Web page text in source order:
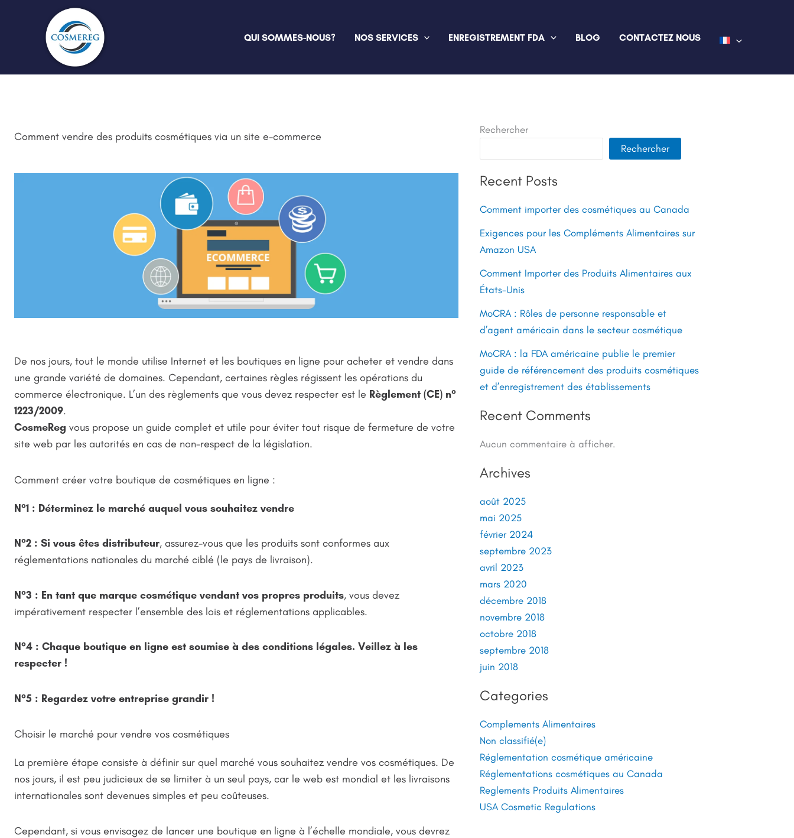
QUI SOMMES-NOUS? NOS SERVICES ENREGISTREMENT FDA BLOG CONTACTEZ NOUS
Comment vendre des produits cosmétiques via un site e-commerce
De nos jours, tout le monde utilise Internet et les boutiques en ligne pour acheter et vendre dans
une grande variété de domaines. Cependant, certaines règles régissent les opérations du
commerce électronique. L’un des règlements que vous devez respecter est le Règlement (CE) n°
1223/2009.
CosmeReg vous propose un guide complet et utile pour éviter tout risque de fermeture de votre
site web par les autorités en cas de non-respect de la législation.
Comment créer votre boutique de cosmétiques en ligne :
N°1 : Déterminez le marché auquel vous souhaitez vendre
N°2 : Si vous êtes distributeur, assurez-vous que les produits sont conformes aux
réglementations nationales du marché ciblé (le pays de livraison).
N°3 : En tant que marque cosmétique vendant vos propres produits, vous devez
impérativement respecter l’ensemble des lois et réglementations applicables.
N°4 : Chaque boutique en ligne est soumise à des conditions légales. Veillez à les
respecter !
N°5 : Regardez votre entreprise grandir !
Choisir le marché pour vendre vos cosmétiques
La première étape consiste à définir sur quel marché vous souhaitez vendre vos cosmétiques. De
nos jours, il est peu judicieux de se limiter à un seul pays, car le web est mondial et les livraisons
internationales sont devenues simples et peu coûteuses.
Cependant, si vous envisagez de lancer une boutique en ligne à l’échelle mondiale, vous devrez
Rechercher
Rechercher
Recent Posts
Comment importer des cosmétiques au Canada
Exigences pour les Compléments Alimentaires sur
Amazon USA
Comment Importer des Produits Alimentaires aux
États-Unis
MoCRA : Rôles de personne responsable et
d’agent américain dans le secteur cosmétique
MoCRA : la FDA américaine publie le premier
guide de référencement des produits cosmétiques
et d’enregistrement des établissements
Recent Comments
Aucun commentaire à afficher.
Archives
août 2025
mai 2025
février 2024
septembre 2023
avril 2023
mars 2020
décembre 2018
novembre 2018
octobre 2018
septembre 2018
juin 2018
Categories
Complements Alimentaires
Non classifié(e)
Réglementation cosmétique américaine
Réglementations cosmétiques au Canada
Reglements Produits Alimentaires
USA Cosmetic Regulations